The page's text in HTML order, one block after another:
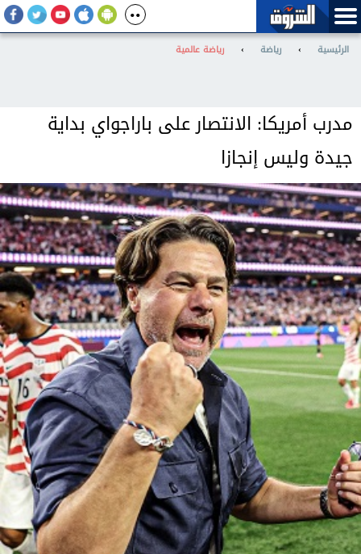
الرئيسية › رياضة › رياضة عالمية
مدرب أمريكا: الانتصار على باراجواي بداية
جيدة وليس إنجازا